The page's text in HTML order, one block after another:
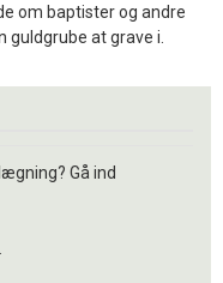
om baptister og andre
guldgrube at grave i.
Gå ind